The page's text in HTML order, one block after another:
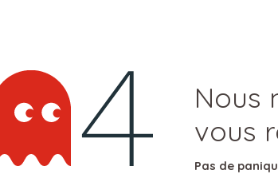
Nous
vous
Pas de